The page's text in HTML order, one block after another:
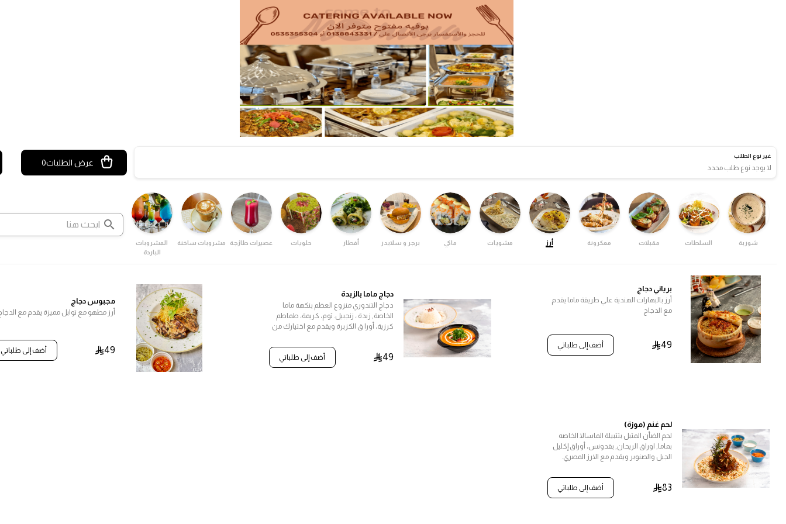
غير نوع الطلب
لا يوجد نوع طلب محدد
عرض الطلبات0
شوربة السلطات مقبلات معكرونة أرز مشويات ماكي برجر و سلايدر أفطار حلويات عصيرات طازجة مشروبات ساخنة
المشروبات
الباردة
برياني دجاج
أرز بالبهارات الهندية علي طريقة ماما يقدم
مع الدجاج
49 أضف إلى طلباتي
دجاج ماما بالزبدة
دجاج التندوري منزوع العظم بنكهة ماما
الخاصة, زبدة ، زنجبيل. ثوم، كريمة، طماطم
كرزية، أورا ق الكزبرة ويقدم مع اختيارك من
49 أضف إلى طلباتي
مجبوس دجاج
أرز مطهو مع توابل مميزة يقدم مع
49 أضف إلى طلباتي
لحم غنم (موزة)
لحم الضأن المتبل بتتبيلة الماسالا الخاصه
بماما, اوراق الريحان, بقدونس، أوراق إكليل
الجبل والصنوبر ويقدم مع الارز المصري.
83 أضف إلى طلباتي